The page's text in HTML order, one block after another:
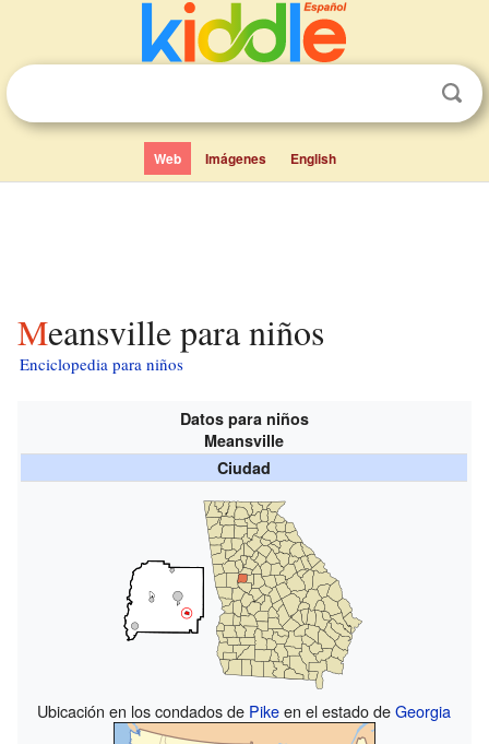
Web Imágenes English
Meansville para niños
Enciclopedia para niños
Datos para niños
Meansville
Ciudad
Ubicación en los condados de Pikeen el estado deGeorgia